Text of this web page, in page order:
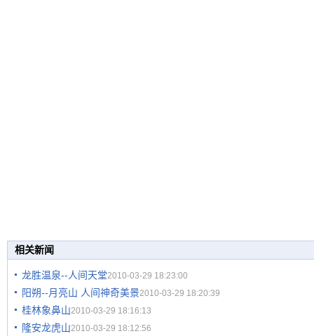
相关新闻
龙胜温泉--人间天堂2010-03-29 18:23:00
阳朔--月亮山 人间神奇美景2010-03-29 18:20:39
桂林象鼻山2010-03-29 18:16:13
隆安龙虎山2010-03-29 18:12:56